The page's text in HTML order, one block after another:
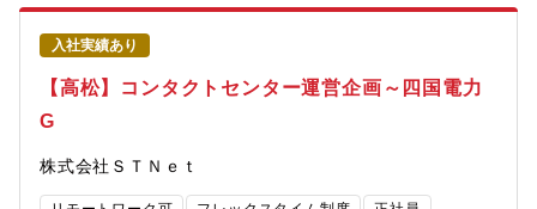
知し、そこから販売や観光誘致につなげる事を目標にしていま
さとふるへ出向いただきます。
応チャネルとして、弊社ホームページの利活用等を進めていま
す。UIの改善、FAQ管理、機能改善等の企画的な業務も担ってい
ただきます。【働き方】テレワーク（週1～3回）実施【魅力】テ
レホンセンターの運営・管理だけでなく、お問い合わせに関する
分析を行っていただくなど企画やCX向上に携わっていただきま
す。2024度から開始となる中期経営計画においても、証券代行部
入社実績あり
【高松】コンタクトセンター運営企画～四国電力
G
株式会社ＳＴＮｅｔ